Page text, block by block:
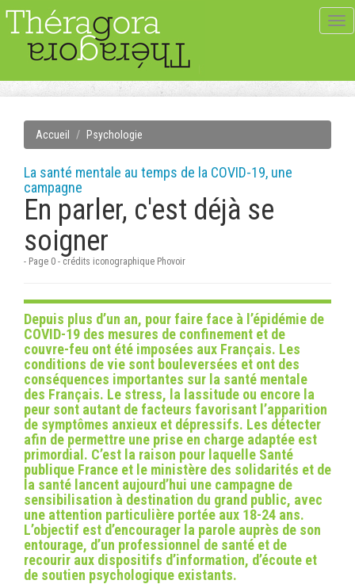
Accueil Psychologie
La santé mentale au temps de la COVID-19, une
campagne
En parler, c'est déjà se
soigner
- Page 0 - crédits iconographique Phovoir
Depuis plus d’un an, pour faire face à l’épidémie de
COVID-19 des mesures de confinement et de
couvre-feu ont été imposées aux Français. Les
conditions de vie sont bouleversées et ont des
conséquences importantes sur la santé mentale
des Français. Le stress, la lassitude ou encore la
peur sont autant de facteurs favorisant l’apparition
de symptômes anxieux et dépressifs. Les détecter
afin de permettre une prise en charge adaptée est
primordial. C’est la raison pour laquelle Santé
publique France et le ministère des solidarités et de
la santé lancent aujourd’hui une campagne de
sensibilisation à destination du grand public, avec
une attention particulière portée aux 18-24 ans.
L’objectif est d’encourager la parole auprès de son
entourage, d’un professionnel de santé et de
recourir aux dispositifs d’information, d’écoute et
de soutien psychologique existants.